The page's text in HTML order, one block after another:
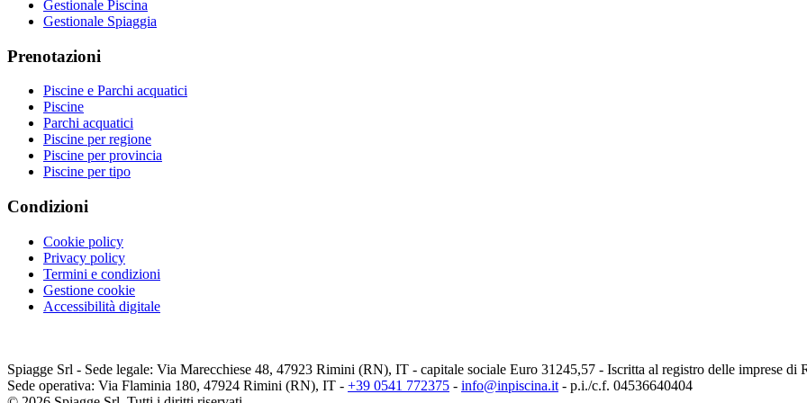
Gestionale Piscina
Gestionale Spiaggia
Prenotazioni
Piscine e Parchi acquatici
Piscine
Parchi acquatici
Piscine per regione
Piscine per provincia
Piscine per tipo
Condizioni
Cookie policy
Privacy policy
Termini e condizioni
Gestione cookie
Accessibilità digitale
Spiagge Srl - Sede legale: Via Marecchiese 48, 47923 Rimini (RN), IT - capitale sociale Euro 31245,57 - Iscritta al registro delle imprese di
Sede operativa: Via Flaminia 180, 47924 Rimini (RN), IT - +39 0541 772375 - info@inpiscina.it - p.i./c.f. 04536640404